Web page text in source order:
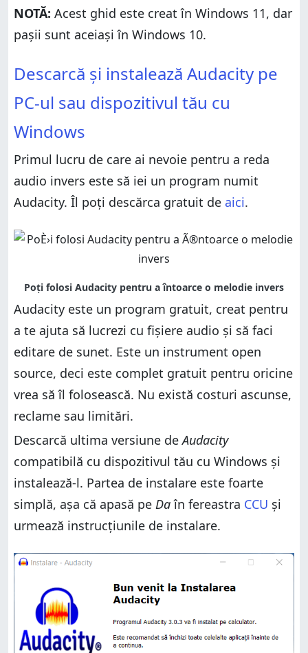
dispozitivul tău cu Windows
Deschide în Audacity cântecul pe care vrei să-l
inversezi
Salvează melodia inversată
Ce melodie ai inversat și de ce?
NOTĂ: Acest ghid este creat în Windows 11, dar
pașii sunt aceiași în Windows 10.
dispozitivul tău cu Windows
inversezi
Salvează melodia inversată
Ce melodie ai inversat și de ce?
Descarcă și instalează Audacity pe
PC-ul sau dispozitivul tău cu
Windows
Primul lucru de care ai nevoie pentru a reda
audio invers este să iei un program numit
Audacity. Îl poți descărca gratuit de aici.
Audacity este un program gratuit, creat pentru
a te ajuta să lucrezi cu fișiere audio și să faci
editare de sunet. Este un instrument open
source, deci este complet gratuit pentru oricine
vrea să îl folosească. Nu există costuri ascunse,
reclame sau limitări.
Descarcă ultima versiune deAudacity
compatibilă cu dispozitivul tău cu Windows și
instalează-l. Partea de instalare este foarte
simplă, așa că apasă pe Daîn fereastra CCU și
urmează instrucțiunile de instalare.